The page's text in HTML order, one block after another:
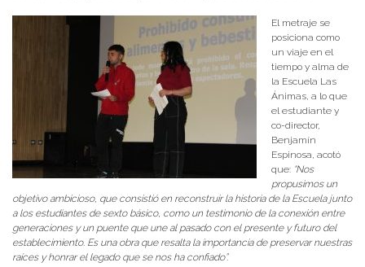
El metraje se
posiciona como
un viaje en el
tiempo y alma de
la Escuela Las
Ánimas, a lo que
el estudiante y
co-director,
Benjamín
Espinosa, acotó
que: “Nos
propusimos un
objetivo ambicioso, que consistió en reconstruir la historia de la Escuela junto
a los estudiantes de sexto básico, como un testimonio de la conexión entre
generaciones y un puente que une al pasado con el presente y futuro del
establecimiento. Es una obra que resalta la importancia de preservar nuestras
raíces y honrar el legado que se nos ha confiado”.